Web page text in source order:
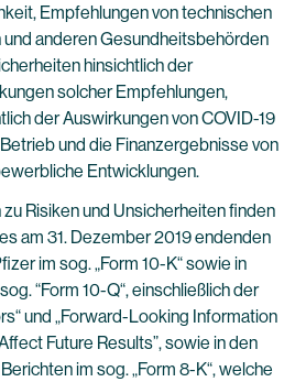
Empfehlungen von technischen
anderen Gesundheitsbehörden
hinsichtlich der
solcher Empfehlungen,
der Auswirkungen von COVID-19
und die Finanzergebnisse von
Entwicklungen.
Risiken und Unsicherheiten finden
am 31. Dezember 2019 endenden
im sog. „Form 10-K“ sowie in
“Form 10-Q“, einschließlich der
und „Forward-Looking Information
Future Results”, sowie in den
im sog. „Form 8-K“, welche